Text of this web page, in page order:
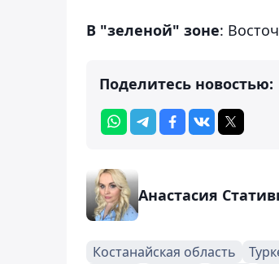
В "зеленой" зоне:
Поделитесь новостью:
Анастасия
Костанайская область